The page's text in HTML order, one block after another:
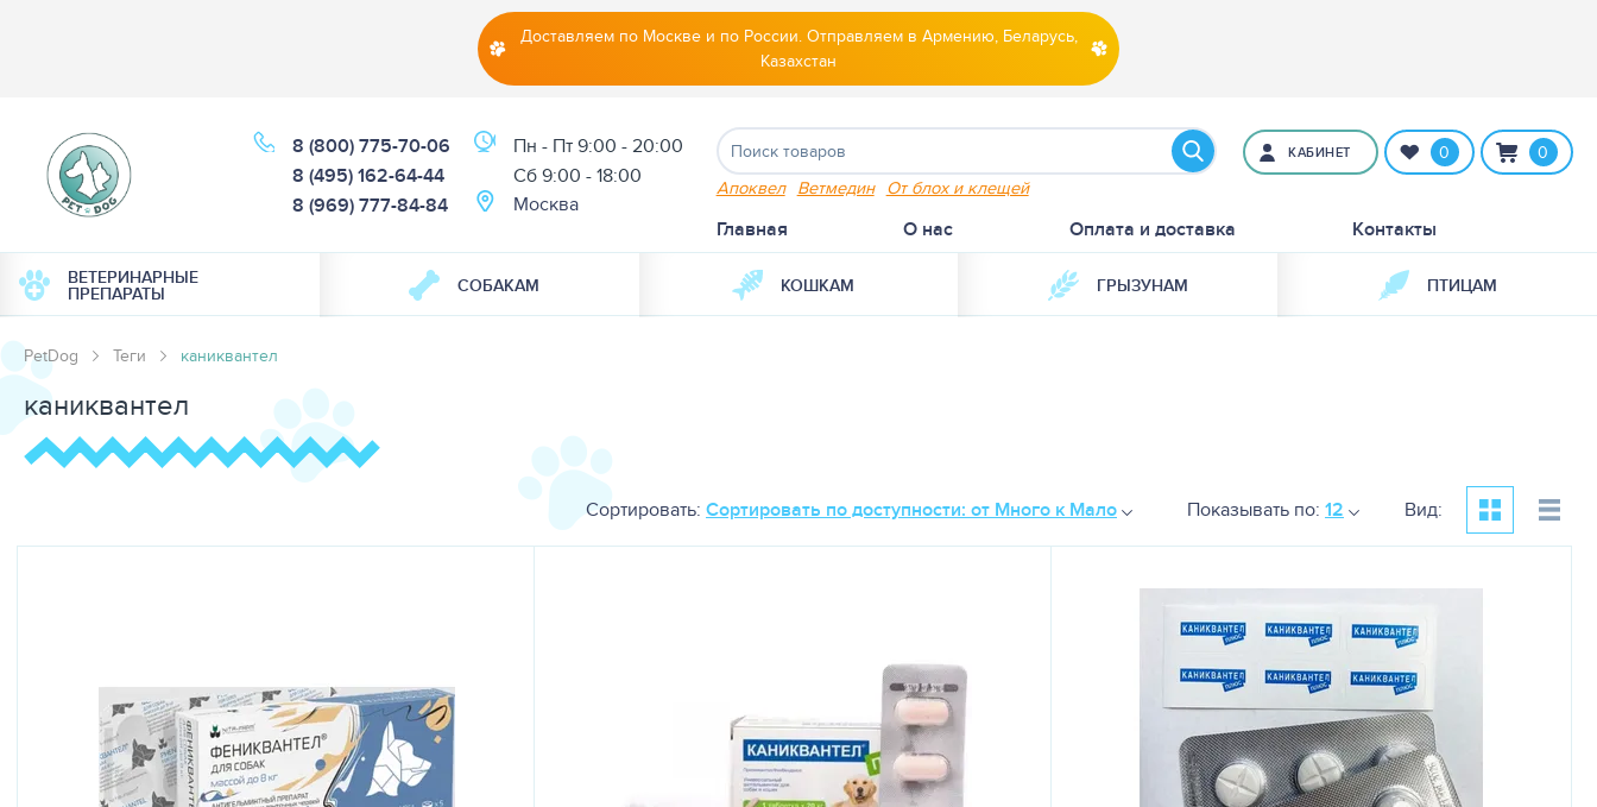
Доставляем по Москве и по России. Отправляем в Армению, Беларусь,
Казахстан
8 (800) 775-70-06
8 (495) 162-64-44
8 (969) 777-84-84
Пн - Пт 9:00 - 20:00
Cб 9:00 - 18:00
Москва
Апоквел Ветмедин От блох и клещей
КАБИНЕТ 0 0
Главная О нас Оплата и доставка Контакты
ВЕТЕРИНАРНЫЕ
ПРЕПАРАТЫ СОБАКАМ КОШКАМ ГРЫЗУНАМ ПТИЦАМ
PetDog Теги каниквантел
каниквантел
Сортировать: Сортировать по доступности: от Много к Мало Показывать по: 12 Вид: